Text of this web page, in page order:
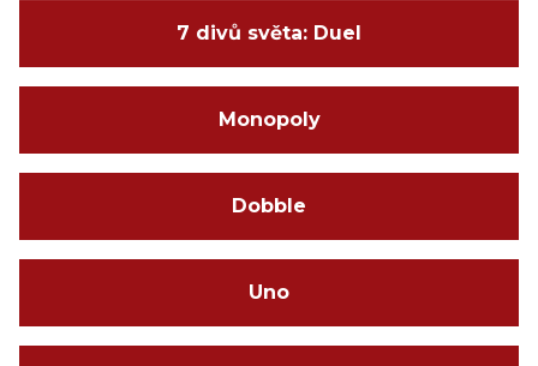
7 divů světa: Duel
Monopoly
Dobble
Uno